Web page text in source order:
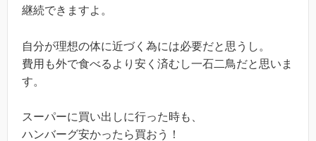
継続できますよ。
自分が理想の体に近づく為には必要だと思うし。
費用も外で食べるより安く済むし一石二鳥だと思いま
す。
スーパーに買い出しに行った時も、
ハンバーグ安かったら買おう！